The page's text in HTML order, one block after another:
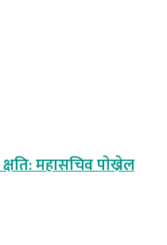
महासचिव पाेख्रेल